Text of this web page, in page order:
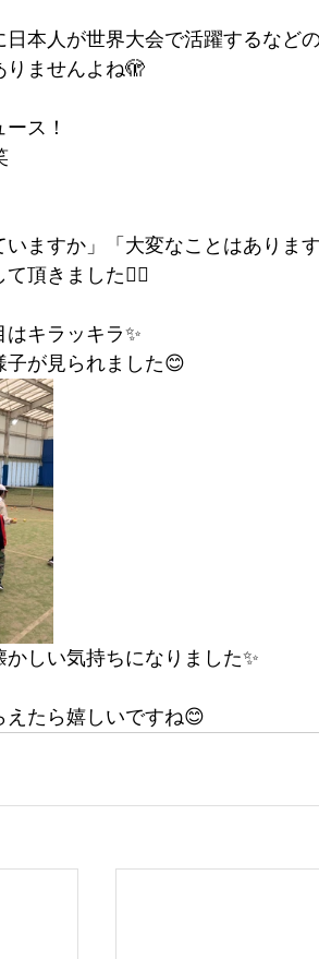
本人が世界大会で活躍するなど
りませんよね🫣
ス！
ますか」「大変なことはありま
頂きました🙆‍♂️
キラッキラ✨
が見られました😊
しい気持ちになりました✨
えたら嬉しいですね😊